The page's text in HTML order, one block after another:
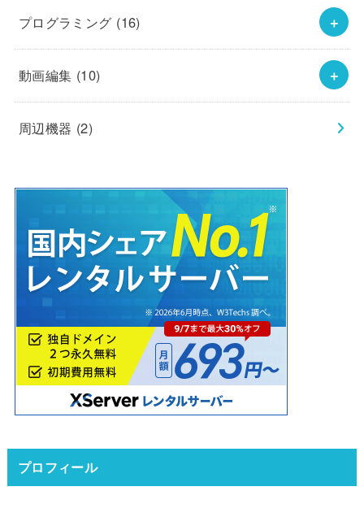
プログラミング (16)
動画編集 (10)
周辺機器 (2)
プロフィール